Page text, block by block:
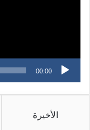
00:00
الأخيرة